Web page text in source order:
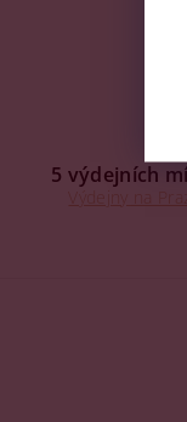
5 výdejních
Výdejny na